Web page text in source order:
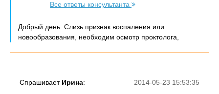
Все ответы консультанта
Добрый день. Слизь признак воспаления или
новообразования, необходим осмотр проктолога,
2014-05-23 15:53:35
Спрашивает Ирина: